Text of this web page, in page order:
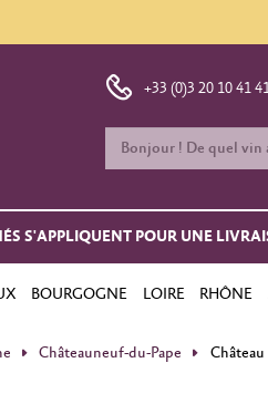
+33 (0)3 20 10 41
S'APPLIQUENT POUR UNE
BOURGOGNE LOIRE RHÔNE
Châteauneuf-du-Pape Château